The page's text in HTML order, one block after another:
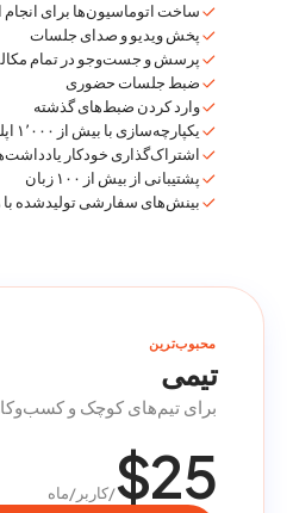
ساخت اتوماسیون‌ها برای
پخش ویدیو و صدای جلسات
پرسش و جست‌وجو در تمام
ضبط جلسات حضوری
وارد کردن ضبط‌های گذشته
یکپارچه‌سازی با بیش از ۱٬۰۰۰ اپلیکیشن
اشتراک‌گذاری خودکار
پشتیبانی از بیش از ۱۰۰ زبان
بینش‌های سفارشی تولید‌شده
محبوب‌ترین
تیمی
برای تیم‌های کوچک و
$25/کاربر/ماه